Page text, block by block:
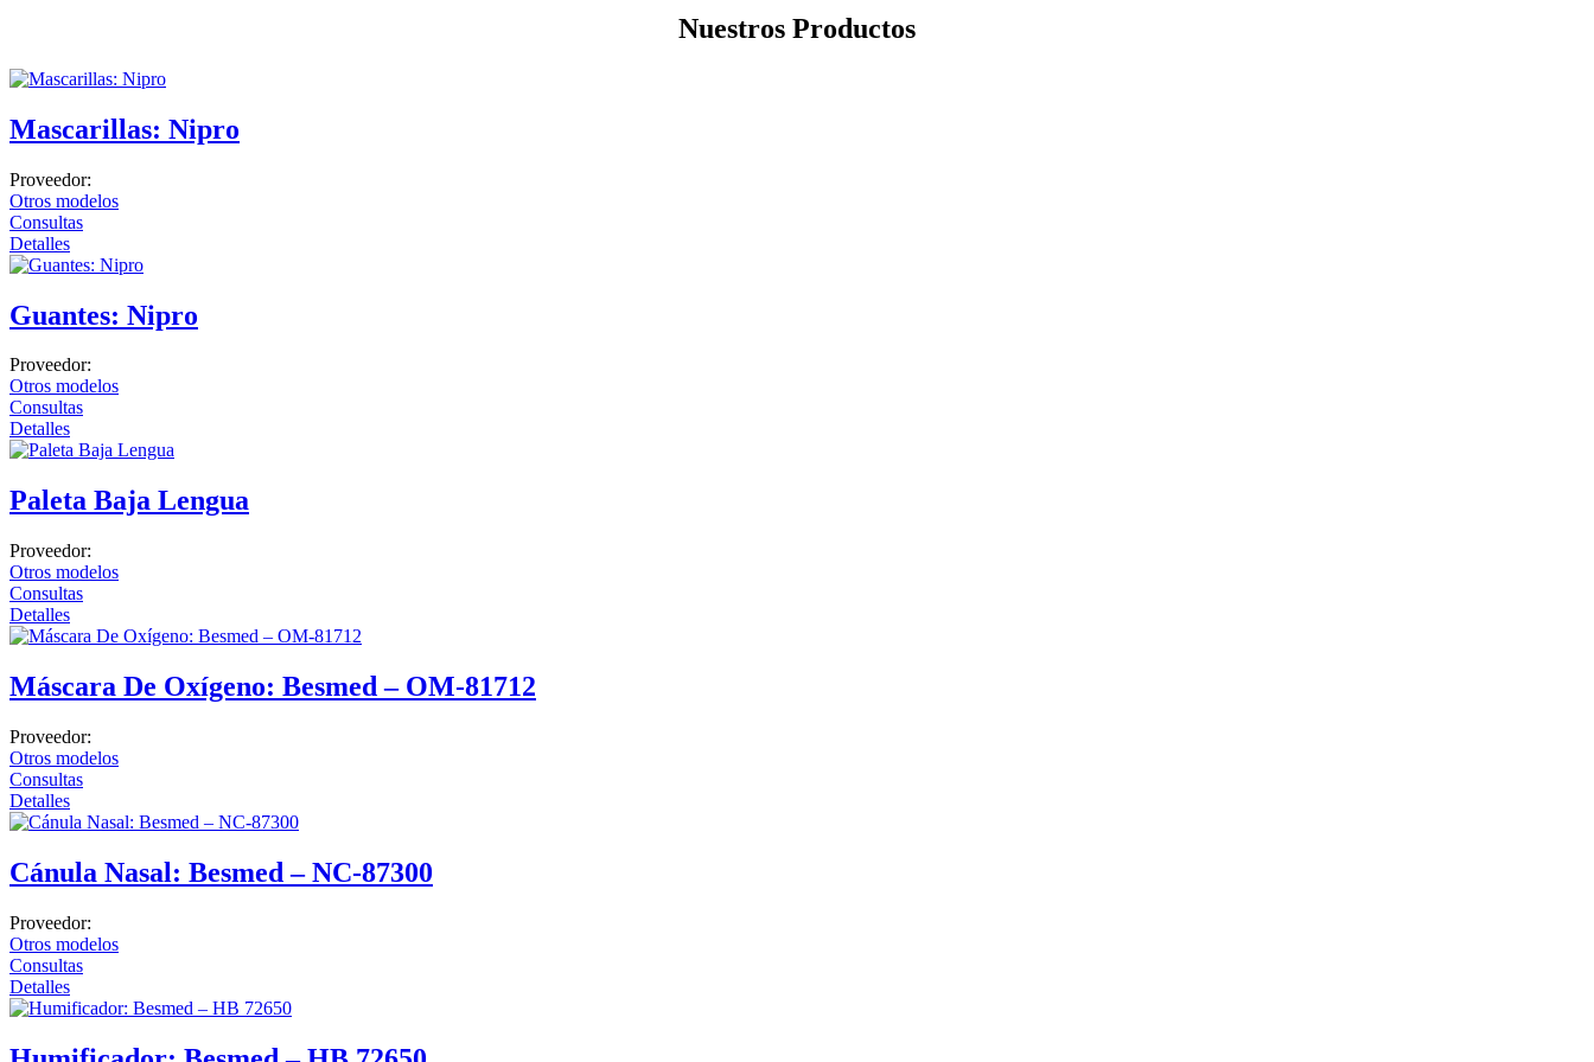
Diagnóstico
Endoscopia Flexible
Camillas y Otros
Fisioterapia y rehabilitación
Nuestros Productos
Mascarillas: Nipro
Proveedor:
Otros modelos
Consultas
Detalles
Guantes: Nipro
Proveedor:
Otros modelos
Consultas
Detalles
Paleta Baja Lengua
Proveedor:
Otros modelos
Consultas
Detalles
Máscara De Oxígeno: Besmed – OM-81712
Proveedor:
Otros modelos
Consultas
Detalles
Cánula Nasal: Besmed – NC-87300
Proveedor:
Otros modelos
Consultas
Detalles